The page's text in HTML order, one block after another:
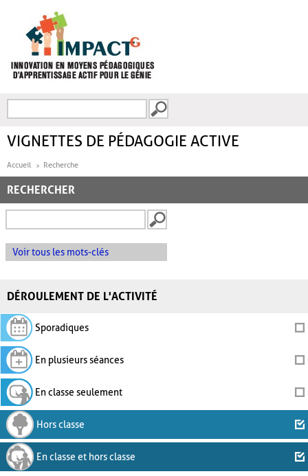
FORMULAIRE DE
VIGNETTES DE PÉDAGOGIE ACTIVE
Accueil Recherche
RECHERCHER
Voir tous les mots-clés
DÉROULEMENT DE L'ACTIVITÉ
Sporadiques
En plusieurs séances
En classe seulement
Hors classe
En classe et hors classe